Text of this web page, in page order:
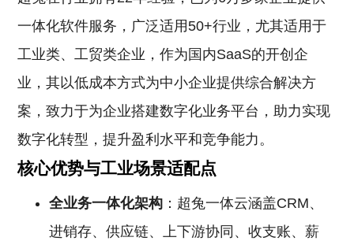
一体化软件服务，广泛适用50+行业，尤其适用于
工业类、工贸类企业，作为国内SaaS的开创企
业，其以低成本方式为中小企业提供综合解决方
案，致力于为企业搭建数字化业务平台，助力实现
数字化转型，提升盈利水平和竞争能力。
核心优势与工业场景适配点
全业务一体化架构 ：超兔一体云涵盖CRM、
进销存、供应链、上下游协同、收支账、薪